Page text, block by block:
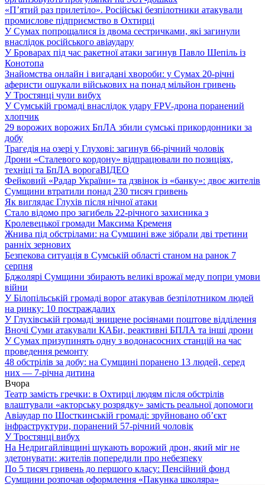
«П’ятий раз прилетіло». Російські безпілотники атакували
промислове підприємство в Охтирці
У Сумах попрощалися із двома сестричками, які загинули
внаслідок російського авіаудару
У Броварах під час ракетної атаки загинув Павло Шепіль із
Конотопа
Знайомства онлайн і вигадані хвороби: у Сумах 20-річні
аферисти ошукали військових на понад мільйон гривень
У Тростянці чули вибух
У Сумській громаді внаслідок удару FPV-дрона поранений
хлопчик
29 ворожих ворожих БпЛА збили сумські прикордонники за
добу
Трагедія на озері у Глухові: загинув 66-річний чоловік
Дрони «Сталевого кордону» відпрацювали по позиціях,
техніці та БпЛА ворогаВІДЕО
Фейковий «Радар України» та дзвінок із «банку»: двоє жителів
Сумщини втратили понад 230 тисяч гривень
Як виглядає Глухів після нічної атаки
Стало відомо про загибель 22-річного захисника з
Кролевецької громади Максима Кременя
Жнива під обстрілами: на Сумщині вже зібрали дві третини
ранніх зернових
Безпекова ситуація в Сумській області станом на ранок 7
серпня
Бджолярі Сумщини збирають великі врожаї меду попри умови
війни
У Білопільській громаді ворог атакував безпілотником людей
на ринку: 10 постраждалих
У Глухівській громаді знищене росіянами поштове відділення
Вночі Суми атакували КАБи, реактивні БПЛА та інші дрони
У Сумах призупинять одну з водонасосних станцій на час
проведення ремонту
48 обстрілів за добу: на Сумщині поранено 13 людей, серед
них — 7-річна дитина
Вчора
Театр замість гречки: в Охтирці людям після обстрілів
влаштували «акторську розрядку» замість реальної допомоги
Авіаудар по Шосткинській громаді: зруйновано об’єкт
інфраструктури, поранений 57-річний чоловік
У Тростянці вибух
На Недригайлівщині шукають ворожий дрон, який міг не
здетонувати: жителів попередили про небезпеку
По 5 тисяч гривень до першого класу: Пенсійний фонд
Сумщини розпочав оформлення «Пакунка школяра»